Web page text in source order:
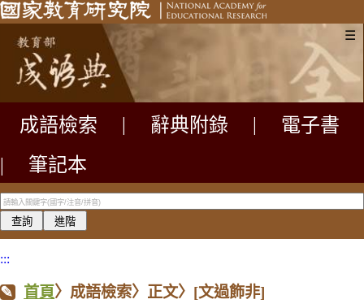
☰
成語檢索 辭典附錄
電子書
|
筆記本
:::
首頁〉成語檢索〉正文〉 [文過飾非]